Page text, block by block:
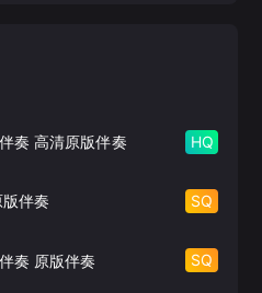
奏 高清原版伴奏 HQ
伴奏 SQ
奏 原版伴奏 SQ